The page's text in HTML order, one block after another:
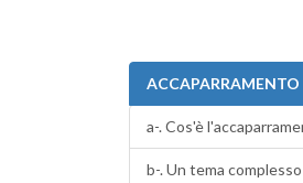
ACCAPARRAMENTO
a-. Cos'è
b-. Un tema complesso